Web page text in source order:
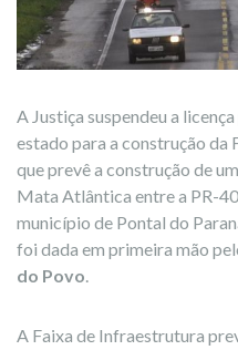
A Justiça suspendeu a
estado para a construção
que prevê a construção de
Mata Atlântica entre a PR-
município de Pontal do
foi dada em primeira mão
do Povo.
A Faixa de Infraestrutura